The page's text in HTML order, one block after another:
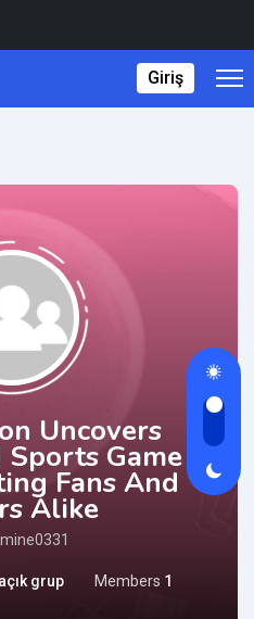
Giriş
Uncovers
Game
Fans And
Alike
grup Members 1